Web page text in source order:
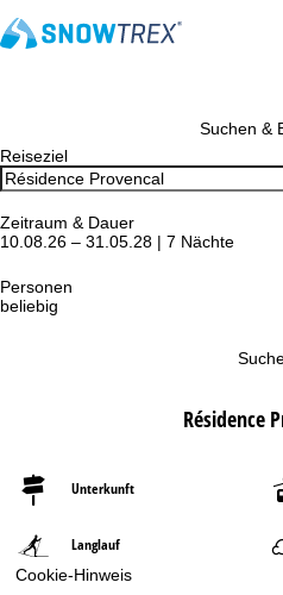
Cookie-Hinweis
Suchen &
Reiseziel
Zeitraum & Dauer
10.08.26 – 31.05.28 | 7 Nächte
Personen
beliebig
Résidence
Unterkunft
Langlauf